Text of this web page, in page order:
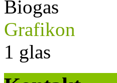
Biogas
Grafikon
1 glas